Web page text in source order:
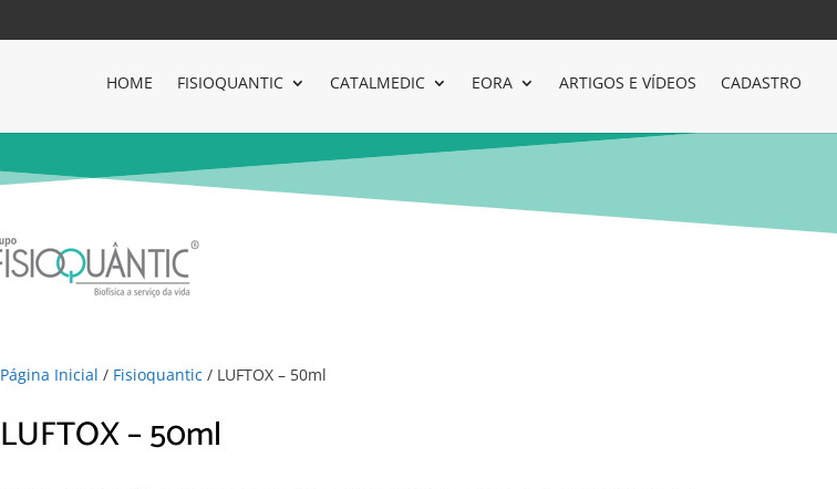
HOME FISIOQUANTIC CATALMEDIC EORA ARTIGOS E VÍDEOS CADASTRO
Página Inicial / Fisioquantic / LUFTOX – 50ml
LUFTOX – 50ml